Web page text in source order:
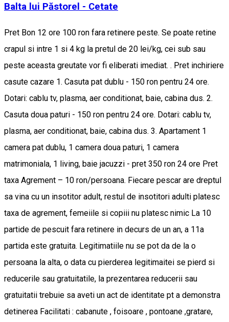
Balta lui Păstorel - Cetate
Pret Bon 12 ore 100 ron fara retinere peste. Se poate retine
crapul si intre 1 si 4 kg la pretul de 20 lei/kg, cei sub sau
peste aceasta greutate vor fi eliberati imediat. . Pret inchiriere
casute cazare 1. Casuta pat dublu - 150 ron pentru 24 ore.
Dotari: cablu tv, plasma, aer conditionat, baie, cabina dus. 2.
Casuta doua paturi - 150 ron pentru 24 ore. Dotari: cablu tv,
plasma, aer conditionat, baie, cabina dus. 3. Apartament 1
camera pat dublu, 1 camera doua paturi, 1 camera
matrimoniala, 1 living, baie jacuzzi - pret 350 ron 24 ore Pret
taxa Agrement – 10 ron/persoana. Fiecare pescar are dreptul
sa vina cu un insotitor adult, restul de insotitori adulti platesc
taxa de agrement, femeiile si copiii nu platesc nimic La 10
partide de pescuit fara retinere in decurs de un an, a 11a
partida este gratuita. Legitimatiile nu se pot da de la o
persoana la alta, o data cu pierderea legitimaitei se pierd si
reducerile sau gratuitatile, la prezentarea reducerii sau
gratuitatii trebuie sa aveti un act de identitate pt a demonstra
detinerea Facilitati : cabanute , foisoare , pontoane ,gratare,